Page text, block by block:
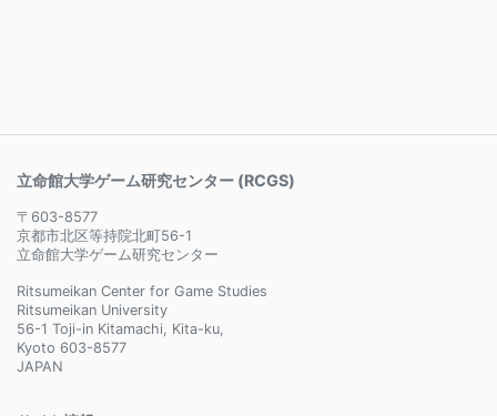
立命館大学ゲーム研究センター (RCGS)
〒603-8577
京都市北区等持院北町56-1
立命館大学ゲーム研究センター
Ritsumeikan Center for Game Studies
Ritsumeikan University
56-1 Toji-in Kitamachi, Kita-ku,
Kyoto 603-8577
JAPAN